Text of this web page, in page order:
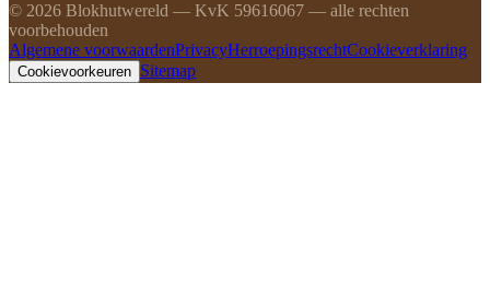
© 2026 Blokhutwereld — KvK 59616067 — alle rechten
voorbehouden
Algemene voorwaardenPrivacyHerroepingsrechtCookieverklaring
Cookievoorkeuren Sitemap